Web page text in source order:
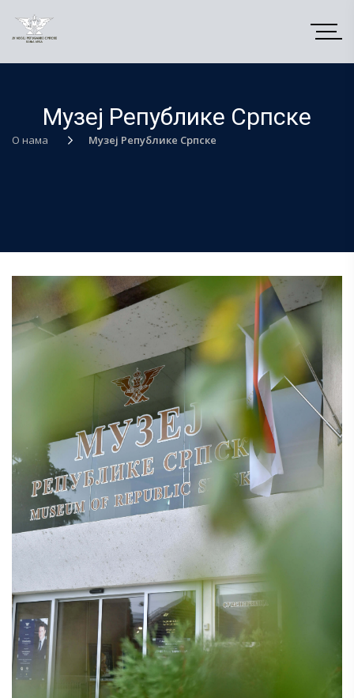
Музеј Републике Српске
О нама Музеј Републике Српске